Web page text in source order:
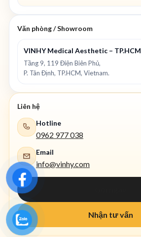
Văn phòng / Showroom
VINHY Medical Aesthetic – TP.HCM
Tầng 9, 119 Điện Biên Phủ,
P. Tân Định, TP.HCM, Vietnam.
Liên hệ
Hotline
0962 977 038
Email
info@vinhy.com
Nhận tư vấn